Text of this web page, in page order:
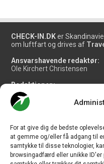
For at give dig de bedste
at gemme og/eller få adgang til
samtykke til disse teknologier,
browsingadfærd eller unikke
CHECK-IN.DK er
om luftfart og drives af
Ansvarshavende redaktør:
Ole Kirchert Christensen
Redaktionen:
Christian Granhøj Skouboe
Henrik Baumgarten
Danny Longhi Andreasen
Salg og jobannoncer:
salg@travelmedianordic.com